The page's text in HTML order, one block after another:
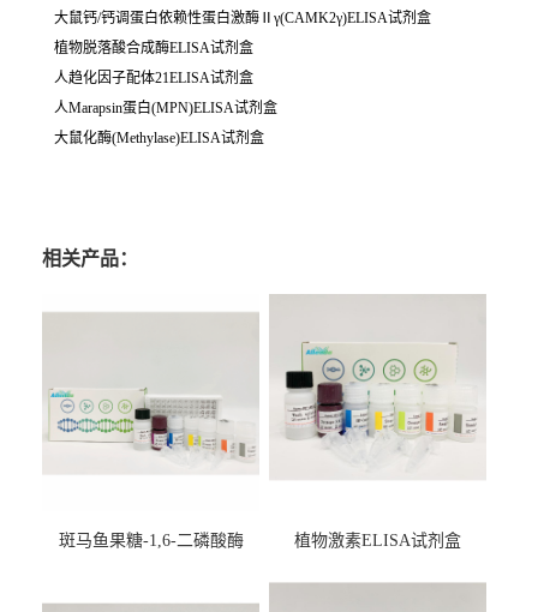
大鼠钙/钙调蛋白依赖性蛋白激酶Ⅱγ(CAMK2γ)ELISA试剂盒
植物脱落酸合成酶ELISA试剂盒
人趋化因子配体21ELISA试剂盒
人Marapsin蛋白(MPN)ELISA试剂盒
大鼠化酶(Methylase)ELISA试剂盒
相关产品：
斑马鱼果糖-1,6-二磷酸酶
盒
植物激素ELISA试剂盒